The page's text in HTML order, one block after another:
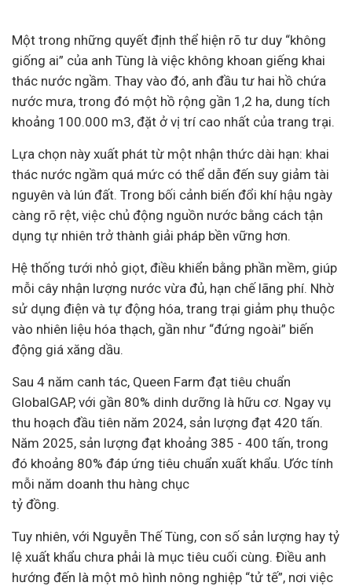
Một trong những quyết định thể hiện rõ tư duy “không
giống ai” của anh Tùng là việc không khoan giếng khai
thác nước ngầm. Thay vào đó, anh đầu tư hai hồ chứa
nước mưa, trong đó một hồ rộng gần 1,2 ha, dung tích
khoảng 100.000 m3, đặt ở vị trí cao nhất của trang trại.
Lựa chọn này xuất phát từ một nhận thức dài hạn: khai
thác nước ngầm quá mức có thể dẫn đến suy giảm tài
nguyên và lún đất. Trong bối cảnh biến đổi khí hậu ngày
càng rõ rệt, việc chủ động nguồn nước bằng cách tận
dụng tự nhiên trở thành giải pháp bền vững hơn.
Hệ thống tưới nhỏ giọt, điều khiển bằng phần mềm, giúp
mỗi cây nhận lượng nước vừa đủ, hạn chế lãng phí. Nhờ
sử dụng điện và tự động hóa, trang trại giảm phụ thuộc
vào nhiên liệu hóa thạch, gần như “đứng ngoài” biến
động giá xăng dầu.
Sau 4 năm canh tác, Queen Farm đạt tiêu chuẩn
GlobalGAP, với gần 80% dinh dưỡng là hữu cơ. Ngay vụ
thu hoạch đầu tiên năm 2024, sản lượng đạt 420 tấn.
Năm 2025, sản lượng đạt khoảng 385 - 400 tấn, trong
đó khoảng 80% đáp ứng tiêu chuẩn xuất khẩu. Ước tính
mỗi năm doanh thu hàng chục
tỷ đồng.
Tuy nhiên, với Nguyễn Thế Tùng, con số sản lượng hay tỷ
lệ xuất khẩu chưa phải là mục tiêu cuối cùng. Điều anh
hướng đến là một mô hình nông nghiệp “tử tế”, nơi việc